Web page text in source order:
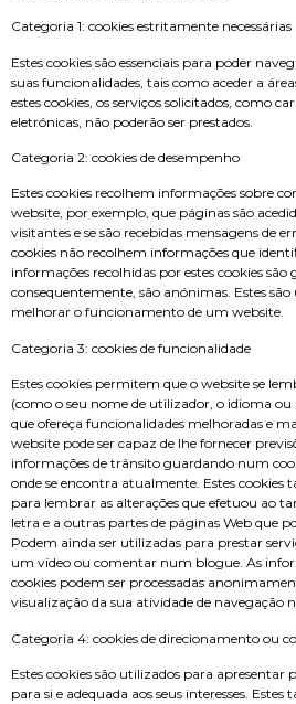
Categoria 1: cookies estritamente necessárias
Estes cookies são essenciais para poder
suas funcionalidades, tais como aceder a
estes cookies, os serviços solicitados, como
eletrónicas, não poderão ser prestados.
Categoria 2: cookies de desempenho
Estes cookies recolhem informações sobre
website, por exemplo, que páginas são
visitantes e se são recebidas mensagens de
cookies não recolhem informações que
informações recolhidas por estes cookies
consequentemente, são anónimas. Estes
melhorar o funcionamento de um website.
Categoria 3: cookies de funcionalidade
Estes cookies permitem que o website se
(como o seu nome de utilizador, o idioma ou
que ofereça funcionalidades melhoradas e
website pode ser capaz de lhe fornecer
informações de trânsito guardando num
onde se encontra atualmente. Estes
para lembrar as alterações que efetuou ao
letra e a outras partes de páginas Web que
Podem ainda ser utilizadas para prestar
um vídeo ou comentar num blogue. As
cookies podem ser processadas
visualização da sua atividade de navegação
Categoria 4: cookies de direcionamento ou
Estes cookies são utilizados para apresentar
para si e adequada aos seus interesses.